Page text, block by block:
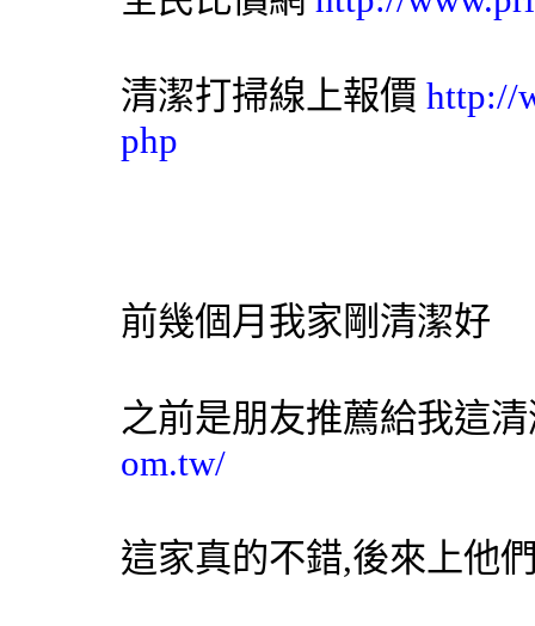
清潔打掃線上報價 http://
php
前幾個月我家剛清潔好
之前是朋友推薦給我這
om.tw/
這家真的不錯,後來上他